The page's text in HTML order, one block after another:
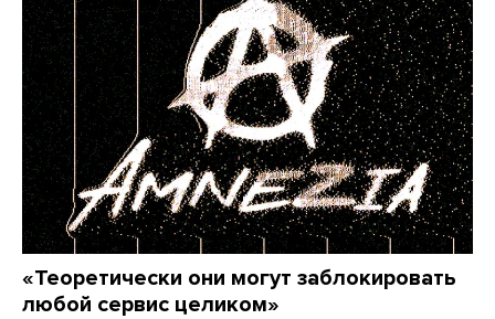
«Теоретически они могут заблокировать
любой сервис целиком»